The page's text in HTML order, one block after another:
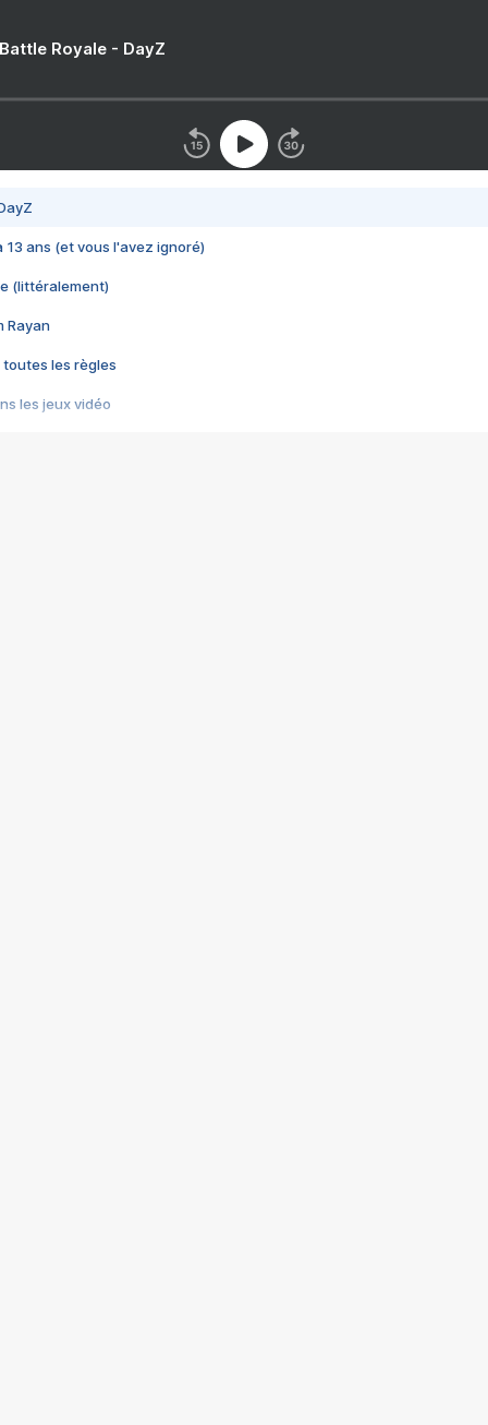
Royale - DayZ
13 ans (et vous l'avez ignoré)
(littéralement)
Rayan
toutes les règles
les jeux vidéo